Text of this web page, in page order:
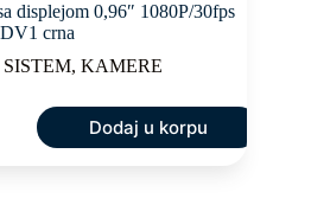
displejom 0,96″ 1080P/30fps
DV1 crna
,KAMERE
Dodaj u korpu